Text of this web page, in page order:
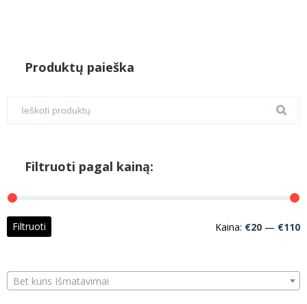
Produktų paieška
Filtruoti pagal kainą:
Filtruoti Kaina: €20 — €110
Bet kuris Išmatavimai